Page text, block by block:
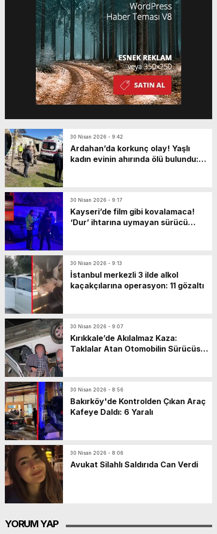
sunmanın yanında gençlerin günlük dijital
çalışmalarında […]
30 Nisan 2026 - 9:42
Ardahan’da korkunç olay! Yaşlı
kadın evinin ahırında ölü bulundu:
30 Nisan 2026 - 9:17
Kayseri’de film gibi kovalamaca!
‘Dur’ ihtarına uymayan sürücü
30 Nisan 2026 - 9:13
İstanbul merkezli 3 ilde alkol
kaçakçılarına operasyon: 11 gözaltı
30 Nisan 2026 - 9:07
Kırıkkale’de Akılalmaz Kaza:
Taklalar Atan Otomobilin Sürücüsü
30 Nisan 2026 - 8:56
Bakırköy'de Kontrolden Çıkan Araç
Kafeye Daldı: 6 Yaralı
30 Nisan 2026 - 8:06
Avukat Silahlı Saldırıda Can Verdi
YORUM YAP